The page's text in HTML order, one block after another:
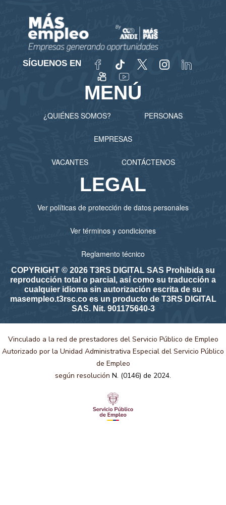
SÍGUENOS EN
MENÚ
¿QUIÉNES SOMOS? PERSONAS
EMPRESAS
VACANTES CONTÁCTENOS
LEGAL
Ver políticas de protección de datos personales
Ver términos y condiciones
Reglamento técnico
COPYRIGHT © 2026 T3RS DIGITAL SAS Prohibida su
reproducción total o parcial, así como su traducción a
cualquier idioma sin autorización escrita de su
masempleo.t3rsc.co es un producto de T3RS DIGITAL
SAS. Nit. 901175640-3
Vinculado a la red de prestadores del Servicio Público de Empleo
Autorizado por la Unidad Administrativa Especial del Servicio Público
de Empleo
según resolución N. (0146) de 2024.